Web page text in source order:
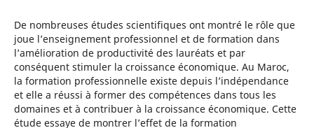
De nombreuses études scientifiques ont montré le rôle que
joue l’enseignement professionnel et de formation dans
l’amélioration de productivité des lauréats et par
conséquent stimuler la croissance économique. Au Maroc,
la formation professionnelle existe depuis l’indépendance
et elle a réussi à former des compétences dans tous les
domaines et à contribuer à la croissance économique. Cette
étude essaye de montrer l’effet de la formation